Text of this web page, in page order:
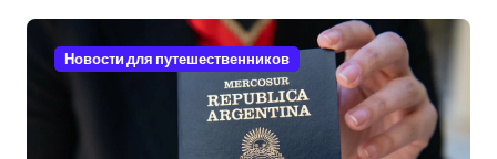
Новости для путешественников